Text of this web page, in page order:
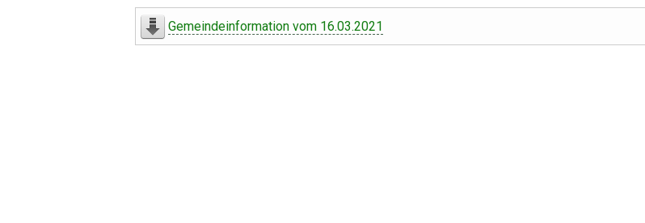
Offener Haushalt
Gemeindeinformation vom 16.03.2021